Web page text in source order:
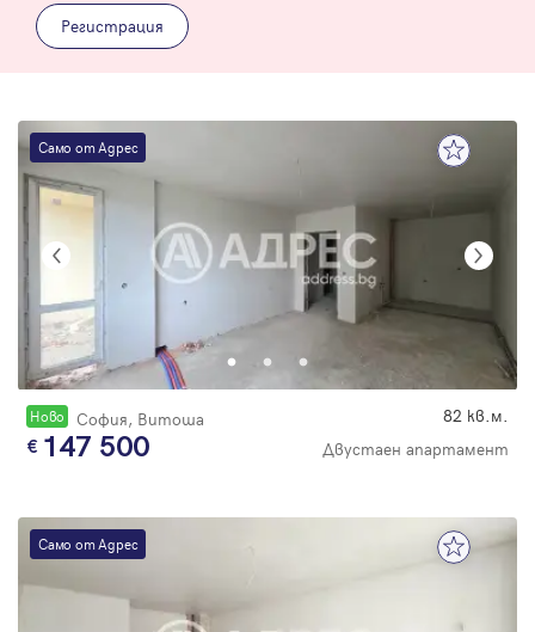
Регистрация
Само от Адрес
Новo София, Витоша 82 кв.м.
147 500 Двустаен апартамент
Само от Адрес